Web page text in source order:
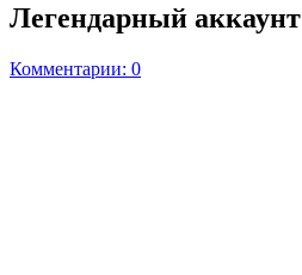
Легендарный аккаунт
Комментарии: 0